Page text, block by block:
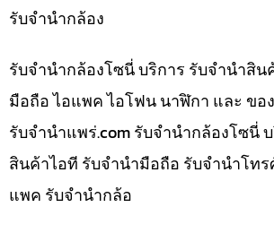
รับจำนำกล้อง
รับจำนำกล้องโซนี่ บริการ รับจำนำสิน
มือถือ ไอแพค ไอโฟน นาฬิกา และ ขอ
รับจํานําแพร่.com รับจำนำกล้องโซนี่
สินค้าไอที รับจำนำมือถือ รับจำนำโท
แพค รับจำนำกล้อ